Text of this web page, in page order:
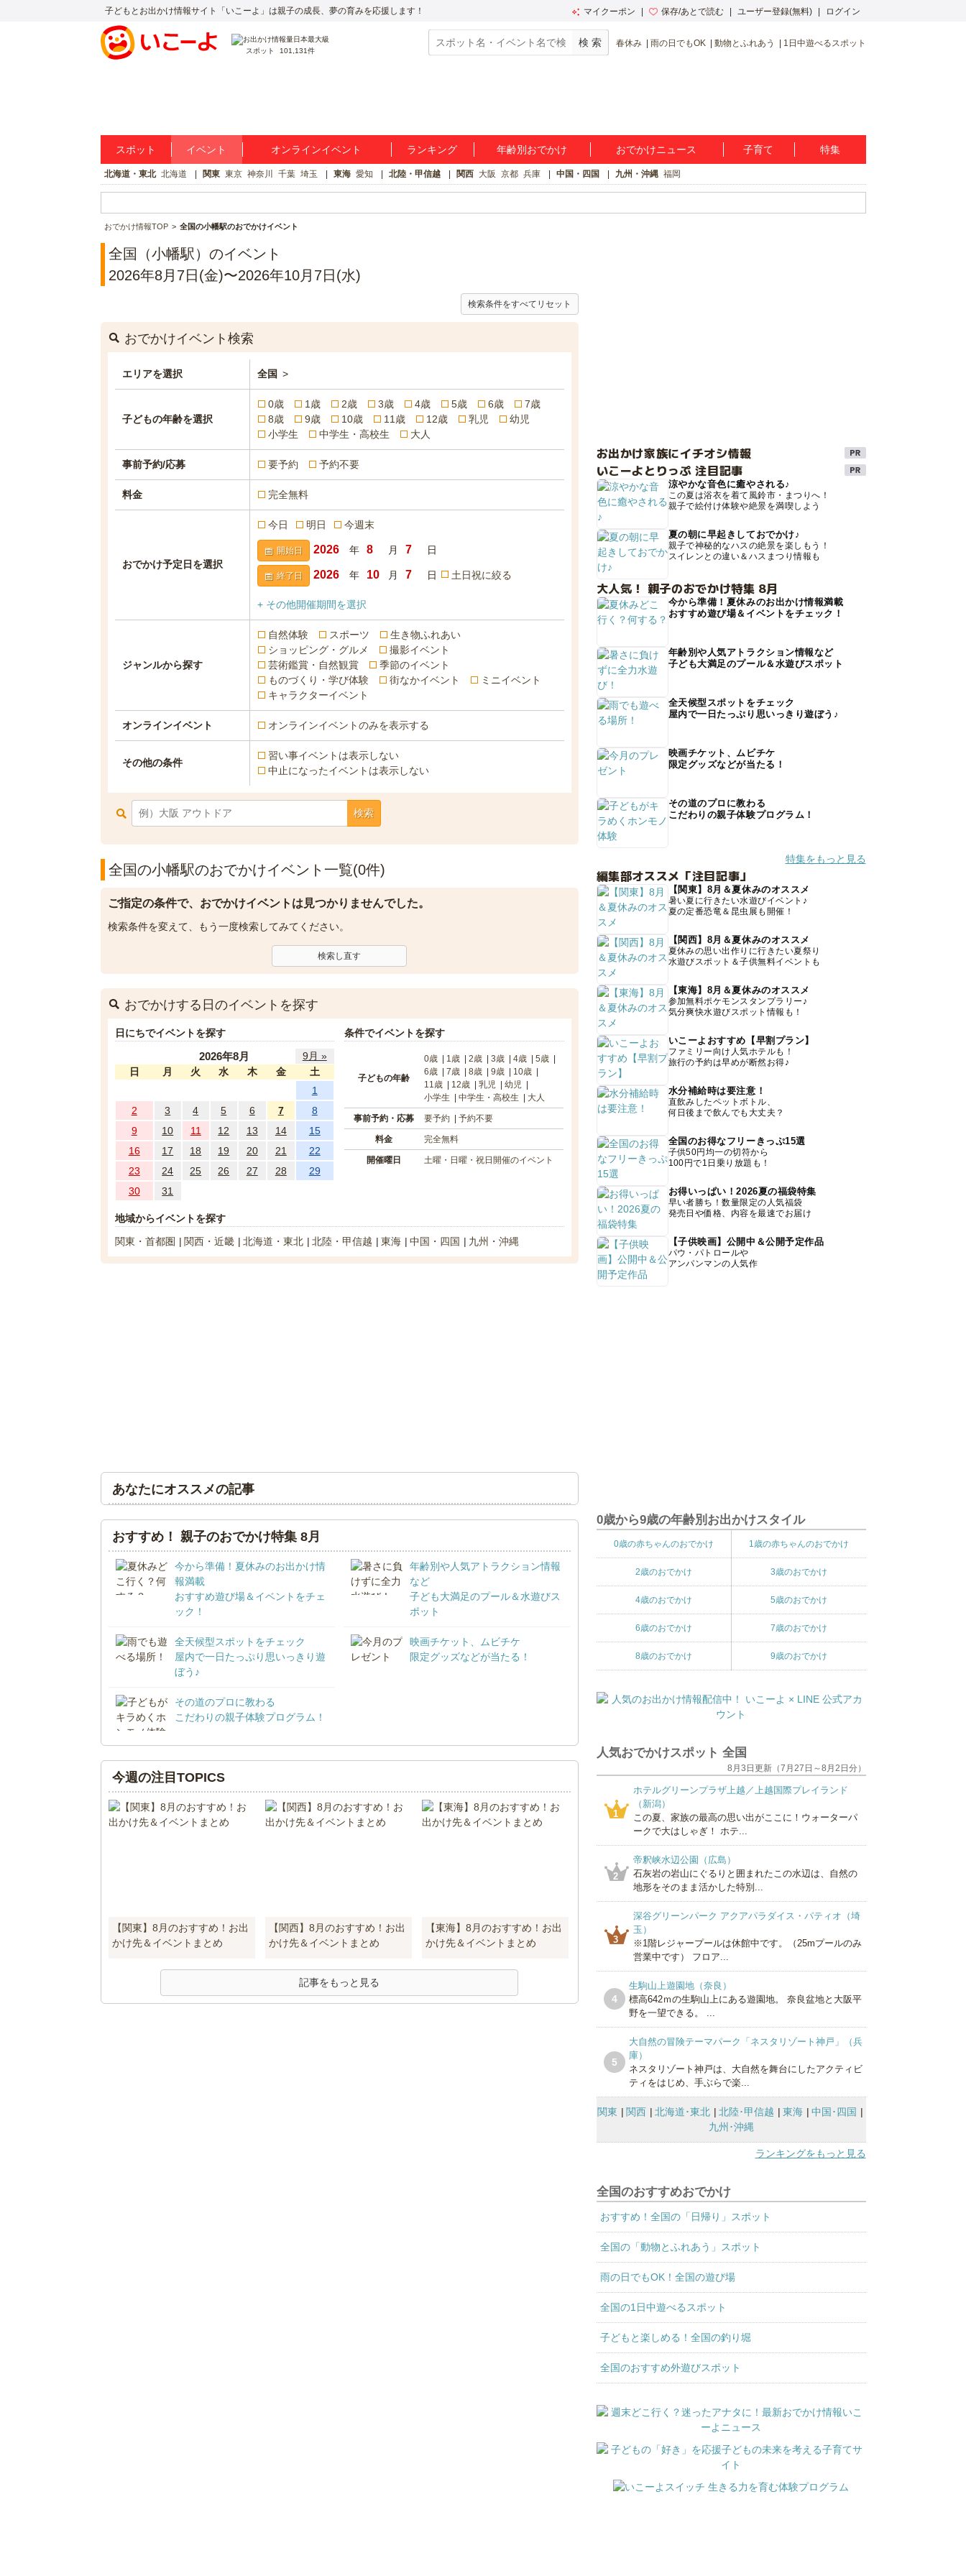
子どもとお出かけ情報サイト「いこーよ」は親子の成長、夢の育みを応援します！ マイクーポン 保存/あとで読む ユーザー登録(無料) ログイン
スポット 101,131件
春休み 雨の日でもOK 動物とふれあう 1日中遊べるスポット
スポット イベント オンラインイベント ランキング 年齢別おでかけ おでかけニュース 子育て 特集
北海道・東北 北海道 関東 東京 神奈川 千葉 埼玉 東海 愛知 北陸・甲信越 関西 大阪 京都 兵庫 中国・四国 九州・沖縄 福岡
おでかけ情報TOP 全国の小幡駅のおでかけイベント
全国（小幡駅）のイベント
2026年8月7日(金)〜2026年10月7日(水)
検索条件をすべてリセット
おでかけイベント検索
エリアを選択 全国 >
子どもの年齢を選択
0歳 1歳 2歳 3歳 4歳 5歳 6歳
7歳
8歳
9歳 10歳 11歳 12歳 乳児
幼児
小学生
中学生・高校生 大人
事前予約/応募 要予約 予約不要
料金 完全無料
おでかけ予定日を選択
今日 明日 今週末
開始日 年 月 日
終了日 年 月 日 土日祝に絞る
+ その他開催期間を選択
ジャンルから探す
自然体験 スポーツ
生き物ふれあい
ショッピング・グルメ
撮影イベント
芸術鑑賞・自然観賞
季節のイベント
ものづくり・学び体験
街なかイベント
ミニイベント
キャラクターイベント
オンラインイベント オンラインイベントのみを表示する
その他の条件
習い事イベントは表示しない
中止になったイベントは表示しない
検索
全国の小幡駅のおでかけイベント一覧(0件)
ご指定の条件で、おでかけイベントは見つかりませんでした。
検索条件を変えて、もう一度検索してみてください。
検索し直す
おでかけする日のイベントを探す
日にちでイベントを探す
2026年8月
9月 »
日
月 火 水 木 金
土
1
2
3 4 5 6 7
8
9
10 11 12 13 14
15
16
17 18 19 20 21
22
23
24 25 26 27 28
29
30
31
条件でイベントを探す
子どもの年齢
0歳 1歳 2歳 3歳 4歳
5歳
6歳
7歳 8歳 9歳
10歳
11歳
12歳 乳児
幼児
小学生
中学生・高校生 大人
事前予約・応募 要予約 予約不要
料金 完全無料
開催曜日 土曜・日曜・祝日開催のイベント
地域からイベントを探す
関東・首都圏
関西・近畿 北海道・東北 北陸・甲信越 東海 中国・四国 九州・沖縄
あなたにオススメの記事
おすすめ！ 親子のおでかけ特集 8月
今から準備！夏休みのお出かけ情
報満載
おすすめ遊び場＆イベントをチェ
ック！
年齢別や人気アトラクション情報
など
子ども大満足のプール＆水遊びス
ポット
全天候型スポットをチェック
屋内で一日たっぷり思いっきり遊
ぼう♪
映画チケット、ムビチケ
限定グッズなどが当たる！
その道のプロに教わる
こだわりの親子体験プログラム！
今週の注目TOPICS
【関東】8月のおすすめ！お出
かけ先＆イベントまとめ
【関西】8月のおすすめ！お出
かけ先＆イベントまとめ
【東海】8月のおすすめ！お出
かけ先＆イベントまとめ
記事をもっと見る
お出かけ家族にイチオシ情報
いこーよとりっぷ 注目記事
涼やかな音色に癒やされる♪
この夏は浴衣を着て風鈴市・まつりへ！
親子で絵付け体験や絶景を満喫しよう
夏の朝に早起きしておでかけ♪
親子で神秘的なハスの絶景を楽しもう！
スイレンとの違い＆ハスまつり情報も
大人気！ 親子のおでかけ特集 8月
今から準備！夏休みのお出かけ情報満載
おすすめ遊び場＆イベントをチェック！
年齢別や人気アトラクション情報など
子ども大満足のプール＆水遊びスポット
全天候型スポットをチェック
屋内で一日たっぷり思いっきり遊ぼう♪
映画チケット、ムビチケ
限定グッズなどが当たる！
その道のプロに教わる
こだわりの親子体験プログラム！
特集をもっと見る
編集部オススメ「注目記事」
【関東】8月＆夏休みのオススメ
暑い夏に行きたい水遊びイベント♪
夏の定番恐竜＆昆虫展も開催！
【関西】8月＆夏休みのオススメ
夏休みの思い出作りに行きたい夏祭り
水遊びスポット＆子供無料イベントも
【東海】8月＆夏休みのオススメ
参加無料ポケモンスタンプラリー♪
気分爽快水遊びスポット情報も！
いこーよおすすめ【早割プラン】
ファミリー向け人気ホテルも！
旅行の予約は早めが断然お得♪
水分補給時は要注意！
直飲みしたペットボトル、
何日後まで飲んでも大丈夫？
全国のお得なフリーきっぷ15選
子供50円均一の切符から
100円で1日乗り放題も！
お得いっぱい！2026夏の福袋特集
早い者勝ち！数量限定の人気福袋
発売日や価格、内容を最速でお届け
【子供映画】公開中＆公開予定作品
パウ・パトロールや
アンパンマンの人気作
0歳から9歳の年齢別お出かけスタイル
0歳の赤ちゃんのおでかけ 1歳の赤ちゃんのおでかけ
2歳のおでかけ 3歳のおでかけ
4歳のおでかけ 5歳のおでかけ
6歳のおでかけ 7歳のおでかけ
8歳のおでかけ 9歳のおでかけ
人気おでかけスポット 全国
8月3日更新（7月27日～8月2日分）
1
ホテルグリーンプラザ上越／上越国際プレイランド
（新潟）
この夏、家族の最高の思い出がここに！ウォーターパ
ークで大はしゃぎ！ ホテ...
2
帝釈峡水辺公園（広島）
石灰岩の岩山にぐるりと囲まれたこの水辺は、自然の
地形をそのまま活かした特別...
3
深谷グリーンパーク アクアパラダイス・パティオ（埼
玉）
※1階レジャープールは休館中です。（25mプールのみ
営業中です） フロア...
4
生駒山上遊園地（奈良）
標高642ｍの生駒山上にある遊園地。 奈良盆地と大阪平
野を一望できる。 ...
5
大自然の冒険テーマパーク「ネスタリゾート神戸」（兵
庫）
ネスタリゾート神戸は、大自然を舞台にしたアクティビ
ティをはじめ、手ぶらで楽...
関東 関西 北海道･東北 北陸･甲信越 東海
中国･四国
九州･沖縄
ランキングをもっと見る
全国のおすすめおでかけ
おすすめ！全国の「日帰り」スポット
全国の「動物とふれあう」スポット
雨の日でもOK！全国の遊び場
全国の1日中遊べるスポット
子どもと楽しめる！全国の釣り堀
全国のおすすめ外遊びスポット